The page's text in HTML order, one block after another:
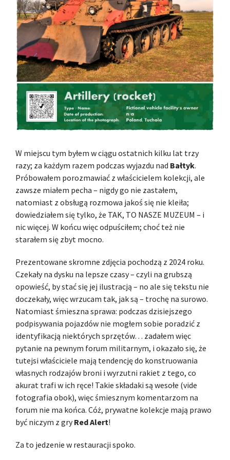
W miejscu tym byłem w ciągu ostatnich kilku lat trzy
razy; za każdym razem podczas wyjazdu nad Bałtyk.
Próbowałem porozmawiać z właścicielem kolekcji, ale
zawsze miałem pecha – nigdy go nie zastałem,
natomiast z obsługą rozmowa jakoś się nie kleiła;
dowiedziałem się tylko, że TAK, TO NASZE MUZEUM – i
nic więcej. W końcu więc odpuściłem; choć też nie
starałem się zbyt mocno.
Prezentowane skromne zdjęcia pochodzą z 2024 roku.
Czekały na dysku na lepsze czasy – czyli na grubszą
opowieść, by stać się jej ilustracją – no ale się tekstu nie
doczekały, więc wrzucam tak, jak są – trochę na surowo.
Natomiast śmieszna sprawa: podczas dzisiejszego
podpisywania pojazdów nie mogłem sobie poradzić z
identyfikacją niektórych sprzętów… zadałem więc
pytanie na pewnym forum militarnym, i okazało się, że
tutejsi właściciele mają tendencję do konstruowania
własnych rodzajów broni i wyrzutni rakiet z tego, co
akurat trafi w ich ręce! Takie składaki są wesołe (vide
fotografia obok), więc śmiesznym komentarzom na
forum nie ma końca. Cóż, prywatne kolekcje mają prawo
być niczym z gryRed Alert!
Za to jedzenie w restauracji spoko.